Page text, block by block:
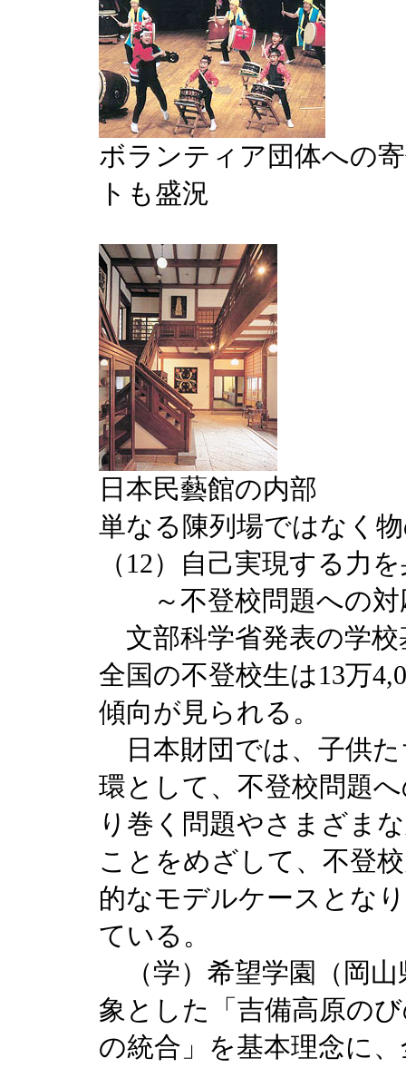
ボランティア団体への
トも盛況
日本民藝館の内部
単なる陳列場ではなく
（12）自己実現する力
～不登校問題への対
文部科学省発表の学校
全国の不登校生は13万
傾向が見られる。
日本財団では、子供
環として、不登校問題
り巻く問題やさまざま
ことをめざして、不登
的なモデルケースとな
ている。
（学）希望学園（岡山
象とした「吉備高原の
の統合」を基本理念に